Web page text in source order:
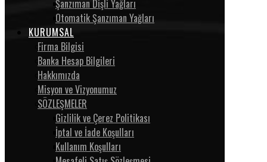
Şanzıman Dişli Yağları
Otomatik Şanzıman Yağları
KURUMSAL
Firma Bilgisi
Banka Hesap Bilgileri
Hakkımızda
Misyon ve Vizyonumuz
SÖZLEŞMELER
Gizlilik ve Çerez Politikası
İptal ve İade Koşulları
Kullanım Koşulları